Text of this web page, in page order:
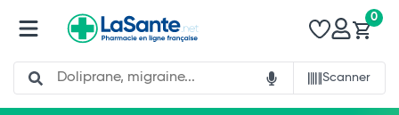
Search
Scanner
0